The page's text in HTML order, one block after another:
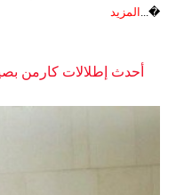
�... المزيد
أحدث إطلالات كارمن